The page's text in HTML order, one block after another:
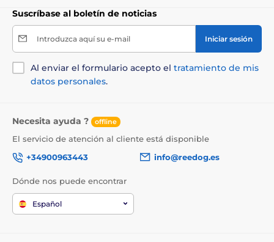
Suscríbase al boletín de noticias
Introduzca aquí su e-mail Iniciar sesión
Al enviar el formulario acepto el tratamiento de mis
datos personales.
Necesita ayuda ? offline
El servicio de atención al cliente está disponible
+34900963443
info@reedog.es
Dónde nos puede encontrar
Español